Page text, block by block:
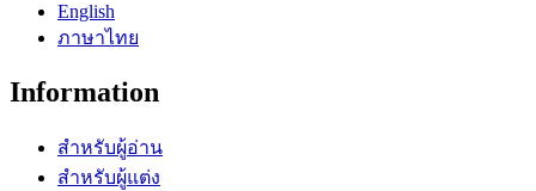
English
ภาษาไทย
Information
สำหรับผู้อ่าน
สำหรับผู้แต่ง